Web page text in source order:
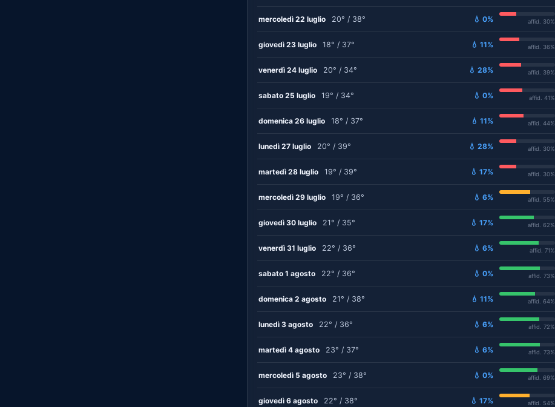
mercoledì 22 luglio 20° / 38° 💧 0% affid. 30%
giovedì 23 luglio 18° / 37° 💧 11% affid. 36%
venerdì 24 luglio 20° / 34° 💧 28% affid. 39%
sabato 25 luglio 19° / 34° 💧 0% affid. 41%
domenica 26 luglio 18° / 37° 💧 11% affid. 44%
lunedì 27 luglio 20° / 39° 💧 28% affid. 30%
martedì 28 luglio 19° / 39° 💧 17% affid. 30%
mercoledì 29 luglio 19° / 36° 💧 6% affid. 55%
giovedì 30 luglio 21° / 35° 💧 17% affid. 62%
venerdì 31 luglio 22° / 36° 💧 6% affid. 71%
sabato 1 agosto 22° / 36° 💧 0% affid. 73%
domenica 2 agosto 21° / 38° 💧 11% affid. 64%
lunedì 3 agosto 22° / 36° 💧 6% affid. 72%
martedì 4 agosto 23° / 37° 💧 6% affid. 73%
mercoledì 5 agosto 23° / 38° 💧 0% affid. 69%
giovedì 6 agosto 22° / 38° 💧 17% affid. 54%